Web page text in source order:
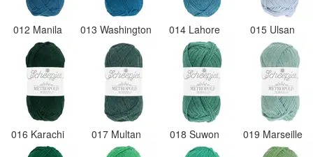
012 Manila 013 Washington 014 Lahore 015 Ulsan
016 Karachi 017 Multan 018 Suwon 019 Marseille